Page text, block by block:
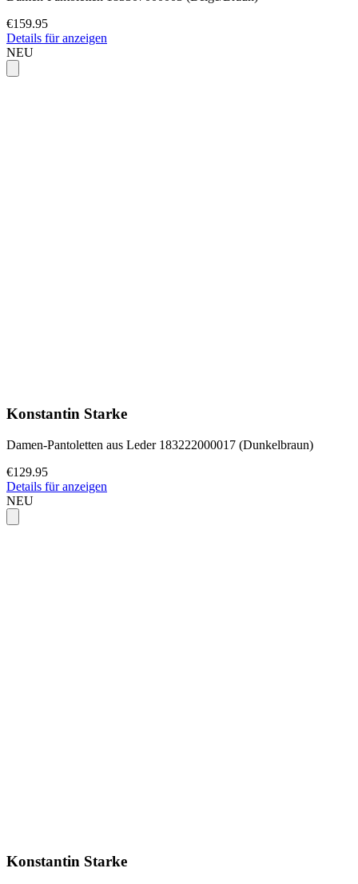
€159.95
Details für anzeigen
NEU
Konstantin Starke
Damen-Pantoletten aus Leder 183222000017 (Dunkelbraun)
€129.95
Details für anzeigen
NEU
Konstantin Starke